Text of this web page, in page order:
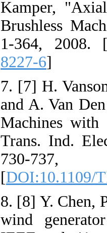
Kamper,
Brushless
1-364, 2008.
8227-6]
7. [7] H.
and A. Van
Machines
Trans. Ind.
730-
[DOI:10.1109/
8. [8] Y. Chen,
wind